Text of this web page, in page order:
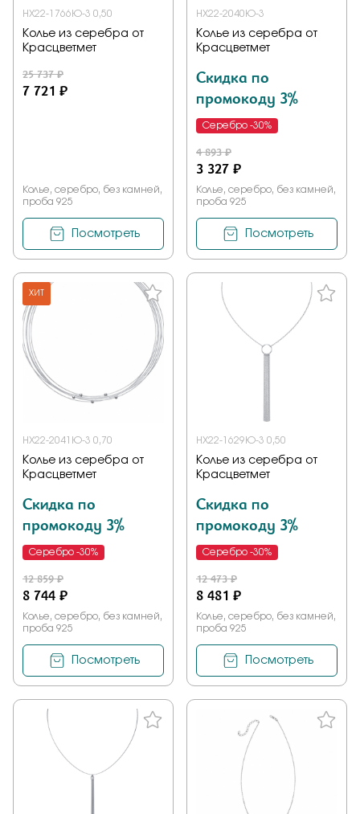
НХ22-1766Ю-3 0,50
Колье из серебра от
Красцветмет
25 737 ₽
7 721 ₽
Колье, серебро, без камней,
проба 925
Посмотреть
НХ22-2040Ю-3
Колье из серебра от
Красцветмет
Скидка по
промокоду 3%
Серебро -30%
4 893 ₽
3 327 ₽
Колье, серебро, без камней,
проба 925
Посмотреть
ХИТ
НХ22-2041Ю-3 0,70
Колье из серебра от
Красцветмет
Скидка по
промокоду 3%
Серебро -30%
12 859 ₽
8 744 ₽
Колье, серебро, без камней,
проба 925
Посмотреть
НХ22-1629Ю-3 0,50
Колье из серебра от
Красцветмет
Скидка по
промокоду 3%
Серебро -30%
12 473 ₽
8 481 ₽
Колье, серебро, без камней,
проба 925
Посмотреть